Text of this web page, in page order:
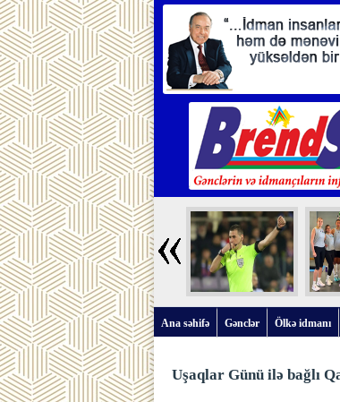
Ana səhifə Gənclər Ölkə idmanı
Uşaqlar Günü ilə bağlı